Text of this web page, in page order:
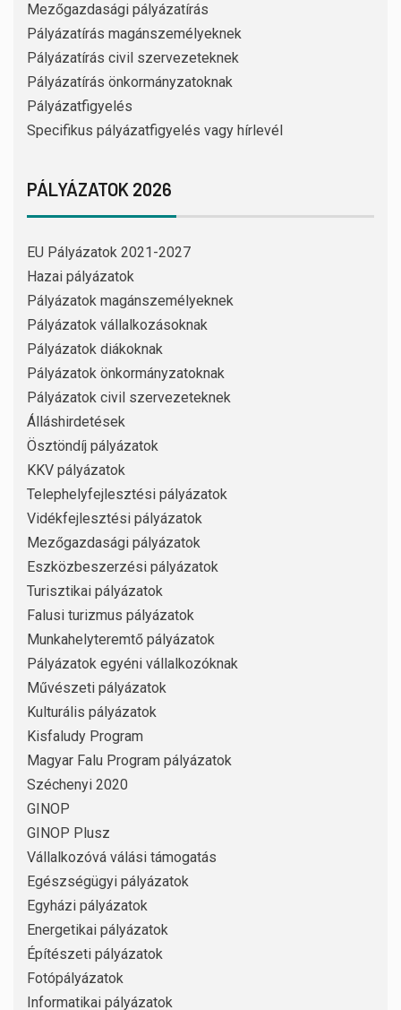
Mezőgazdasági pályázatírás
Pályázatírás magánszemélyeknek
Pályázatírás civil szervezeteknek
Pályázatírás önkormányzatoknak
Pályázatfigyelés
Specifikus pályázatfigyelés vagy hírlevél
PÁLYÁZATOK 2026
EU Pályázatok 2021-2027
Hazai pályázatok
Pályázatok magánszemélyeknek
Pályázatok vállalkozásoknak
Pályázatok diákoknak
Pályázatok önkormányzatoknak
Pályázatok civil szervezeteknek
Álláshirdetések
Ösztöndíj pályázatok
KKV pályázatok
Telephelyfejlesztési pályázatok
Vidékfejlesztési pályázatok
Mezőgazdasági pályázatok
Eszközbeszerzési pályázatok
Turisztikai pályázatok
Falusi turizmus pályázatok
Munkahelyteremtő pályázatok
Pályázatok egyéni vállalkozóknak
Művészeti pályázatok
Kulturális pályázatok
Kisfaludy Program
Magyar Falu Program pályázatok
Széchenyi 2020
GINOP
GINOP Plusz
Vállalkozóvá válási támogatás
Egészségügyi pályázatok
Egyházi pályázatok
Energetikai pályázatok
Építészeti pályázatok
Fotópályázatok
Informatikai pályázatok